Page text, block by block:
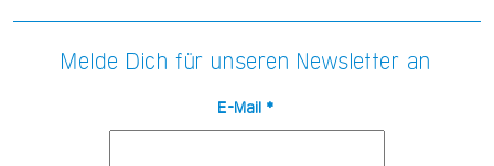
Melde Dich für unseren Newsletter an
E-Mail*